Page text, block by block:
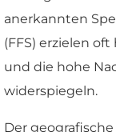
anerkannten
(FFS) erzielen
und die hohe
widerspiegeln.
Der